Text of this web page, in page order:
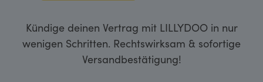
Kündige deinen Vertrag mit LILLYDOO in nur
wenigen Schritten. Rechtswirksam & sofortige
Versandbestätigung!